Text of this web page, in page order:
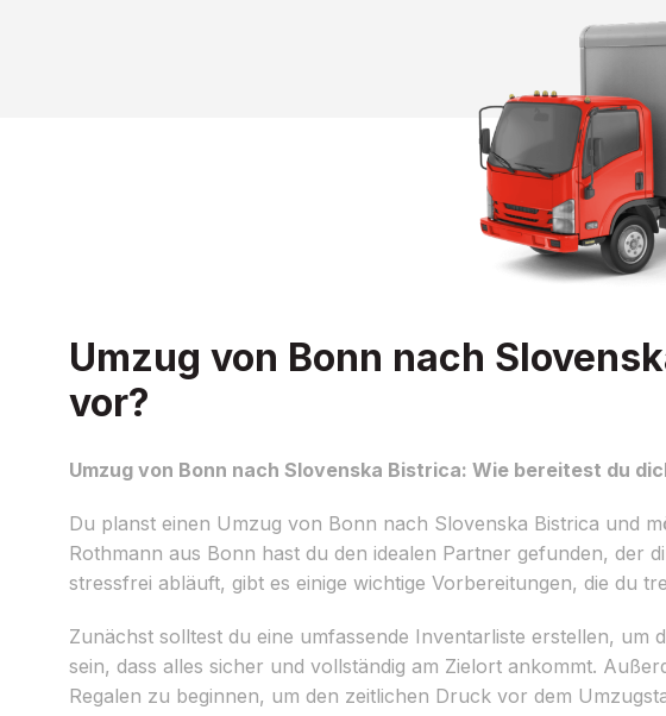
Umzug von Bonn nach
vor?
Umzug von Bonn nach Slovenska Bistrica: Wie bereitest du
Du planst einen Umzug von Bonn nach Slovenska Bistrica und
Rothmann aus Bonn hast du den idealen Partner gefunden, der
stressfrei abläuft, gibt es einige wichtige Vorbereitungen, die du
Zunächst solltest du eine umfassende Inventarliste erstellen,
sein, dass alles sicher und vollständig am Zielort ankommt.
Regalen zu beginnen, um den zeitlichen Druck vor dem